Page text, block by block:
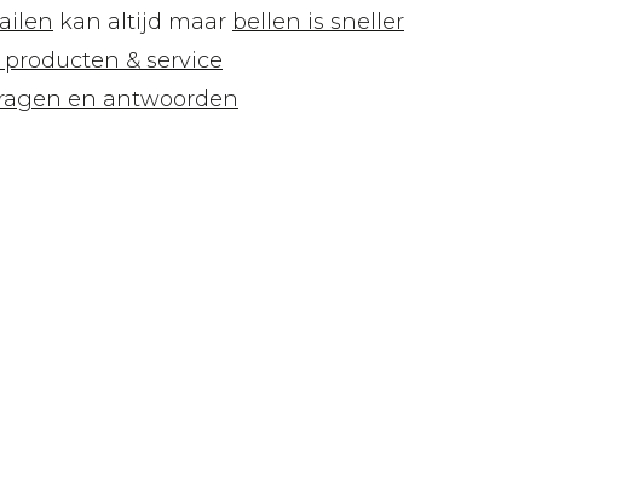
kan altijd maar bellen is sneller
producten & service
en antwoorden